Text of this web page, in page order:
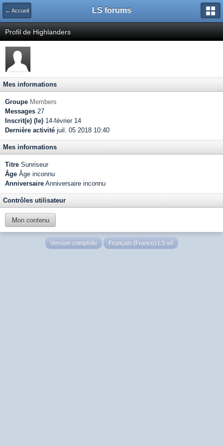
← Accueil LS forums
Profil de Highlanders
Mes informations
Groupe Members
Messages 27
Inscrit(e) (le) 14-février 14
Dernière activité juil. 05 2018 10:40
Mes informations
Titre Sunriseur
Âge Âge inconnu
Anniversaire Anniversaire inconnu
Contrôles utilisateur
Mon contenu
Version complète Français (France) LS v4